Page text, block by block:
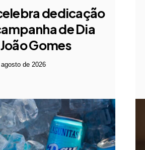
dedicação
de Dia
Gomes
de 2026